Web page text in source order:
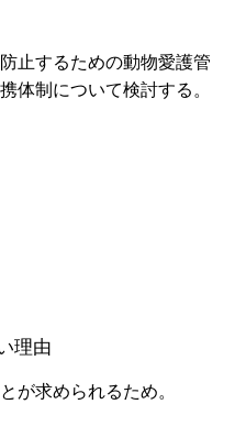
止するための動物愛護管
体制について検討する。
理由
が求められるため。